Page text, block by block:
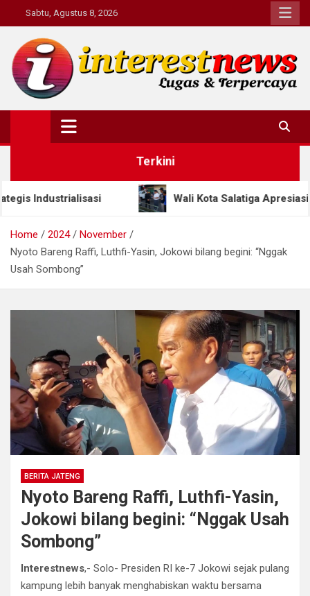
to
content
Sabtu, Agustus 8, 2026
Interestnews.or.id
Terkini
Wali Kota Salatiga Apresiasi Pedagang Pasar
Home 2024
November
Nyoto Bareng Raffi, Luthfi-Yasin, Jokowi bilang begini: “Nggak
Usah Sombong”
BERITA JATENG
Nyoto Bareng Raffi, Luthfi-Yasin,
Jokowi bilang begini: “Nggak Usah
Sombong”
Interestnews,- Solo- Presiden RI ke-7 Jokowi sejak pulang
kampung lebih banyak menghabiskan waktu bersama